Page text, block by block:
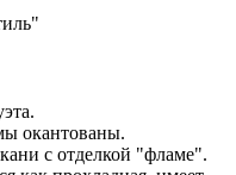
окантованы.
с отделкой "фламе".